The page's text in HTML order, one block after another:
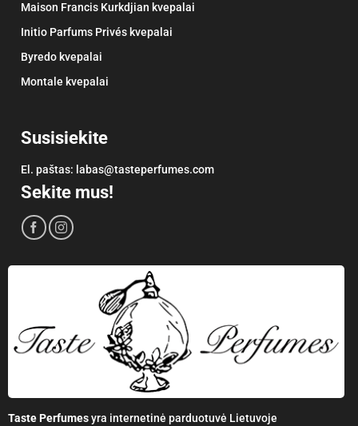
Maison Francis Kurkdjian kvepalai
Initio Parfums Privés kvepalai
Byredo kvepalai
Montale kvepalai
Susisiekite
El. paštas: labas@tasteperfumes.com
Sekite mus!
Taste Perfumesyra internetinė parduotuvė Lietuvoje